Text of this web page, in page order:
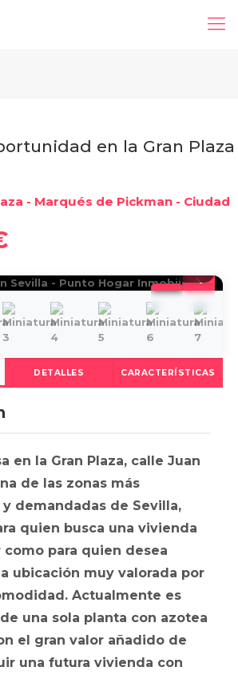
en la Gran Plaza
- Marqués de Pickman - Ciudad
DETALLES CARACTERÍSTICAS
en la Gran Plaza, calle Juan
de las zonas más
demandadas de Sevilla,
quien busca una vivienda
para quien desea
ubicación muy valorada por
Actualmente es
una sola planta con azotea
el gran valor añadido de
una futura vivienda con